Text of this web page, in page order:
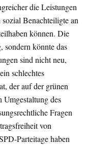
die Leistungen
Benachteiligte an
können. Die
sondern könnte das
sind nicht neu,
schlechtes
der auf der grünen
des
Fragen
von
Parteitage haben